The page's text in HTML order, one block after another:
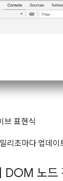
브 표현식
리초마다 업데이
DOM 노드